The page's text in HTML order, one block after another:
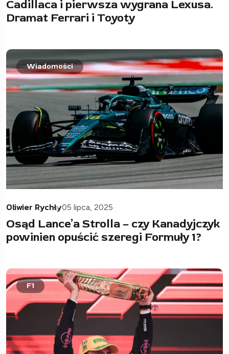
Cadillaca i pierwsza wygrana Lexusa.
Dramat Ferrari i Toyoty
Wiadomości
Oliwier Rychły05 lipca, 2025
Osąd Lance’a Strolla – czy Kanadyjczyk
powinien opuścić szeregi Formuły 1?
F1